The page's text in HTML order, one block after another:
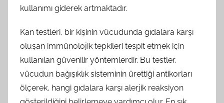
kullanımı giderek artmaktadır.
Kan testleri, bir kişinin vücudunda gıdalara karşı
oluşan immünolojik tepkileri tespit etmek için
kullanılan güvenilir yöntemlerdir. Bu testler,
vücudun bağışıklık sisteminin ürettiği antikorları
ölçerek, hangi gıdalara karşı alerjik reaksiyon